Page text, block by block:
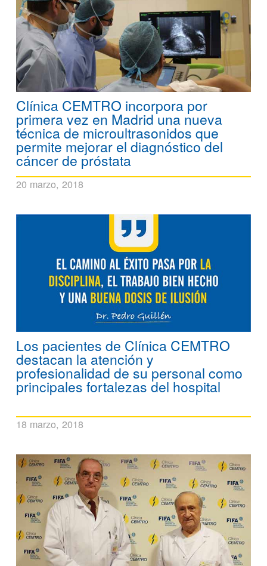
Clínica CEMTRO incorpora por
primera vez en Madrid una nueva
técnica de microultrasonidos que
permite mejorar el diagnóstico del
cáncer de próstata
20 marzo, 2018
Los pacientes de Clínica CEMTRO
destacan la atención y
profesionalidad de su personal como
principales fortalezas del hospital
18 marzo, 2018